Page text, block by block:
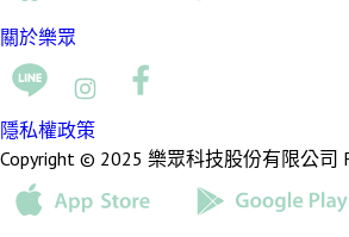
關於樂眾
隱私權政策
Copyright © 2025 樂眾科技股份有限公司